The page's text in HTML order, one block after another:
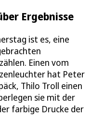
Ergebnisse
ist es, eine
Einen vom
hat Peter
Thilo Troll einen
sie mit der
farbige Drucke der